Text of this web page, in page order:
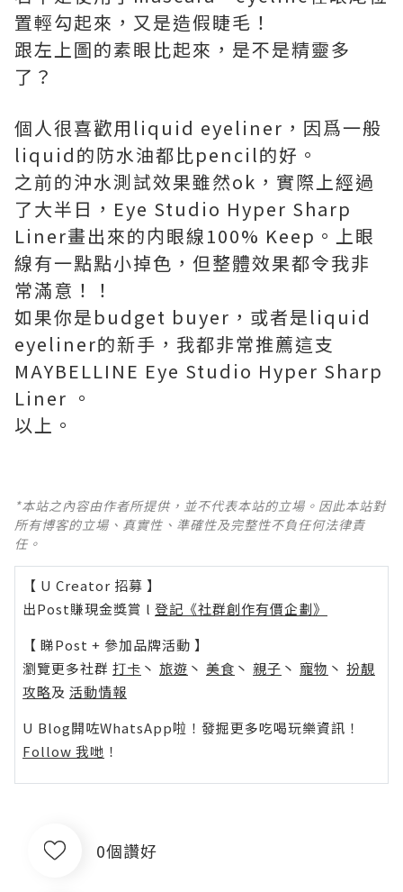
置輕勾起來，又是造假睫毛！
跟左上圖的素眼比起來，是不是精靈多
了？
個人很喜歡用liquid eyeliner，因爲一般
liquid的防水油都比pencil的好。
之前的沖水測試效果雖然ok，實際上經過
了大半日，Eye Studio Hyper Sharp
Liner畫出來的内眼線100% Keep。上眼
線有一點點小掉色，但整體效果都令我非
常滿意！！
如果你是budget buyer，或者是liquid
eyeliner的新手，我都非常推薦這支
MAYBELLINE Eye Studio Hyper Sharp
Liner 。
以上。
*本站之內容由作者所提供，並不代表本站的立場。因此本站對
所有博客的立場、真實性、準確性及完整性不負任何法律責
任。
【 U Creator 招募 】
出Post賺現金獎賞 l 登記《社群創作有價企劃》
【 睇Post + 參加品牌活動 】
瀏覽更多社群 打卡 丶 旅遊 丶 美食 丶 親子 丶 寵物 丶 扮靚
攻略及 活動情報
U Blog開咗WhatsApp啦！發掘更多吃喝玩樂資訊！
Follow 我哋 ！
0個讚好